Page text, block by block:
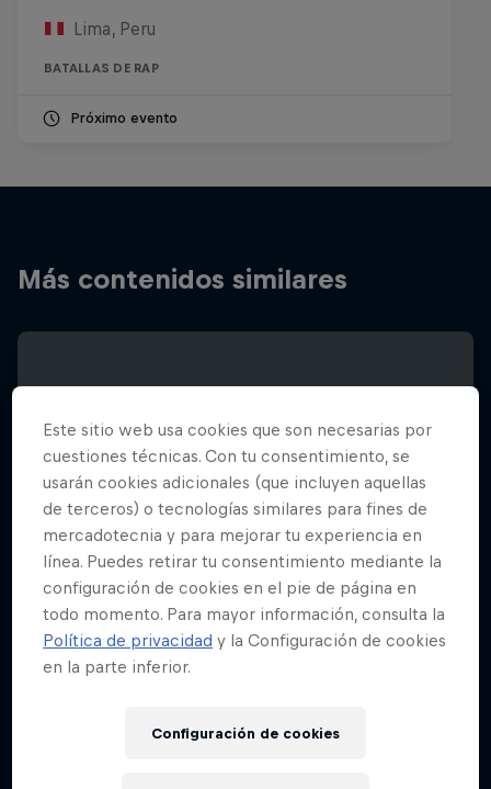
Lima, Peru
BATALLAS DE RAP
Próximo evento
Más contenidos similares
Red Bull Batalla Final Torneo de Plazas
Este sitio web usa cookies que son necesarias por
cuestiones técnicas. Con tu consentimiento, se
usarán cookies adicionales (que incluyen aquellas
de terceros) o tecnologías similares para fines de
mercadotecnia y para mejorar tu experiencia en
línea. Puedes retirar tu consentimiento mediante la
configuración de cookies en el pie de página en
todo momento. Para mayor información, consulta la
Política de privacidad y la Configuración de cookies
en la parte inferior.
Configuración de cookies